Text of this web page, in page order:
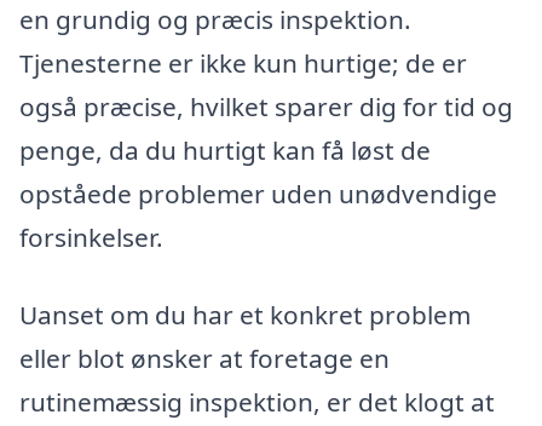
en grundig og præcis inspektion.
Tjenesterne er ikke kun hurtige; de er
også præcise, hvilket sparer dig for tid og
penge, da du hurtigt kan få løst de
opståede problemer uden unødvendige
forsinkelser.
Uanset om du har et konkret problem
eller blot ønsker at foretage en
rutinemæssig inspektion, er det klogt at